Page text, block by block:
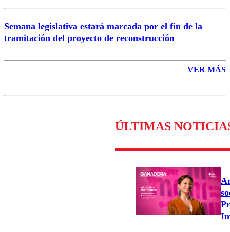
Semana legislativa estará marcada por el fin de la
tramitación del proyecto de reconstrucción
VER MÁS
ÚLTIMAS